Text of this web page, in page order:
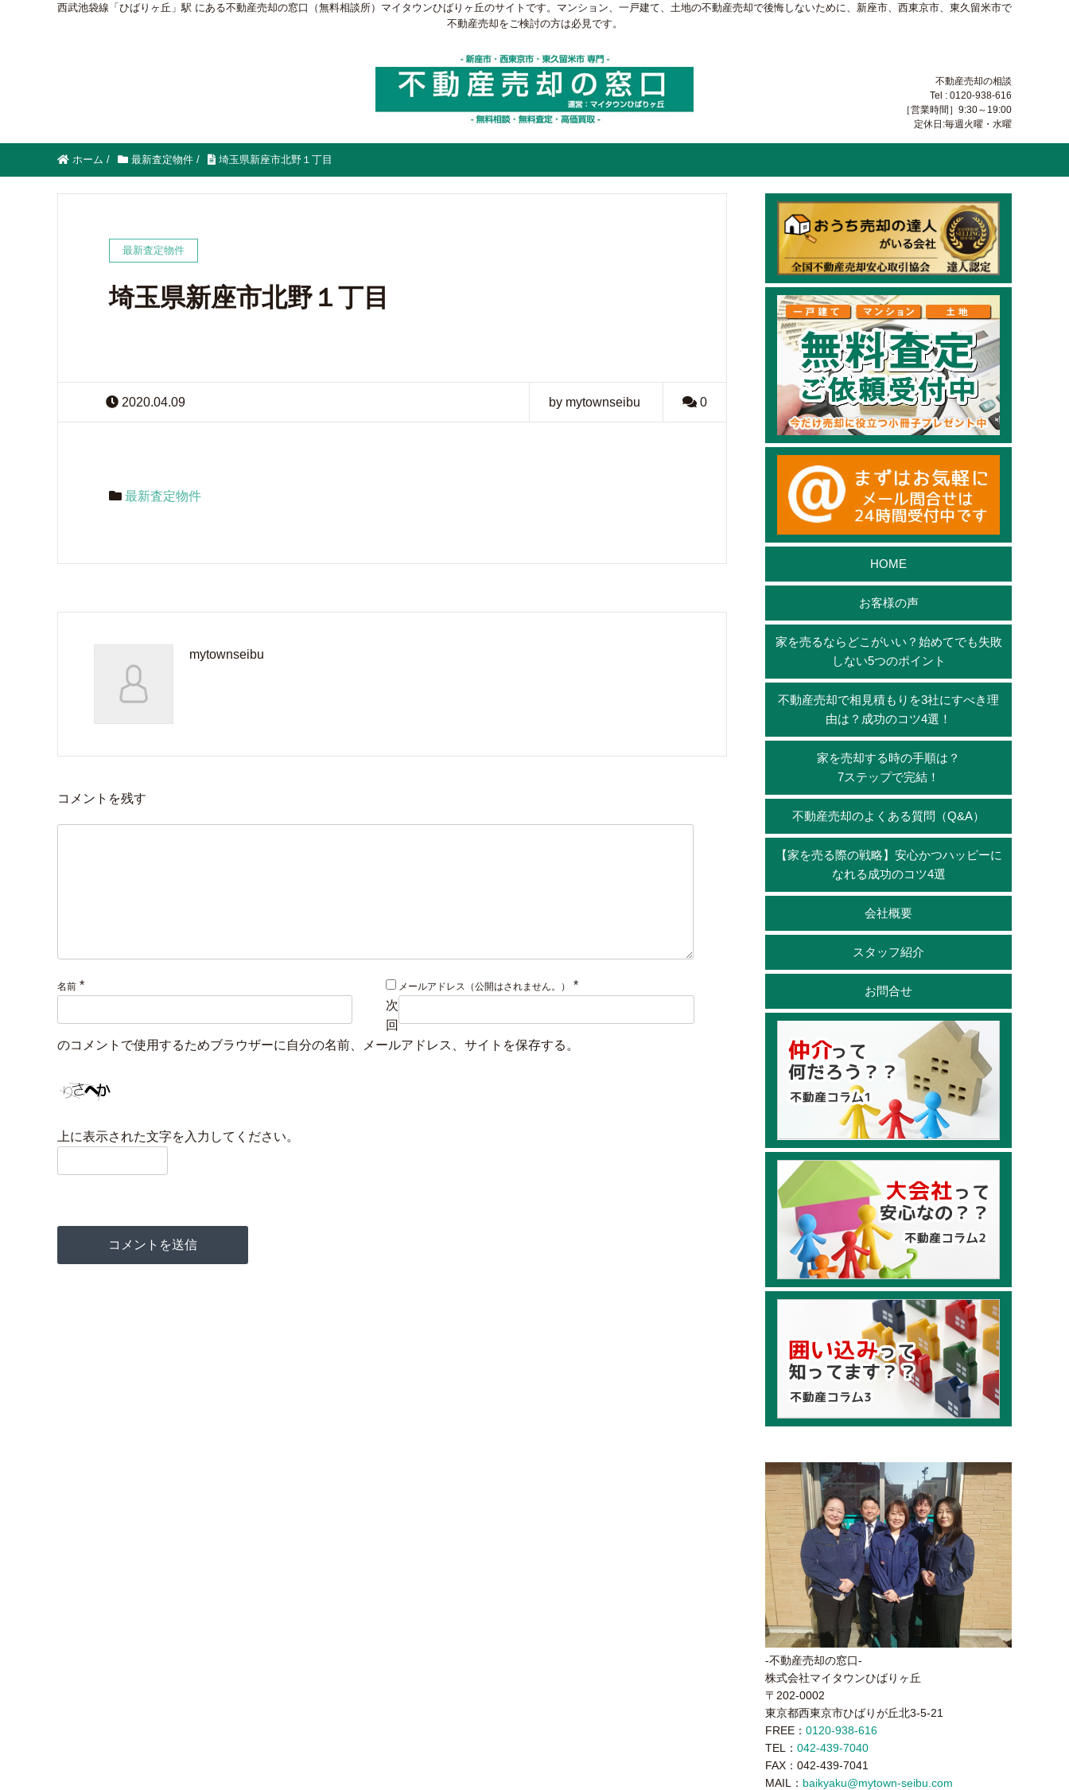
西武池袋線「ひばりヶ丘」駅 にある不動産売却の窓口（無料相談所）マイタウンひばりヶ丘のサイトです。マンション、一戸建て、土地の不動産売却で後悔しないために、新座市、西東京市、東久留米市で
不動産売却をご検討の方は必見です。
不動産売却の相談
Tel : 0120-938-616
［営業時間］9:30～19:00
定休日:毎週火曜・水曜
ホーム / 最新査定物件 / 埼玉県新座市北野１丁目
最新査定物件
埼玉県新座市北野１丁目
2020.04.09 by mytownseibu 0
最新査定物件
mytownseibu
コメントを残す
名前 * メールアドレス（公開はされません。）
*
次
回
のコメントで使用するためブラウザーに自分の名前、メールアドレス、サイトを保存する。
上に表示された文字を入力してください。
HOME
お客様の声
家を売るならどこがいい？始めてでも失敗
しない5つのポイント
不動産売却で相見積もりを3社にすべき理
由は？成功のコツ4選！
家を売却する時の手順は？
7ステップで完結！
不動産売却のよくある質問（Q&A）
【家を売る際の戦略】安心かつハッピーに
なれる成功のコツ4選
会社概要
スタッフ紹介
お問合せ
-不動産売却の窓口-
株式会社マイタウンひばりヶ丘
〒202-0002
東京都西東京市ひばりが丘北3-5-21
FREE： 0120-938-616
TEL： 042-439-7040
FAX：042-439-7041
MAIL： baikyaku@mytown-seibu.com